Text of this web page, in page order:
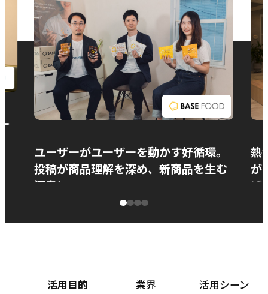
ユーザーがユーザーを動かす好循環。
投稿が商品理解を深め、新商品を生む
源泉に
熱
が
ぱ
活用目的 業界 活用シーン